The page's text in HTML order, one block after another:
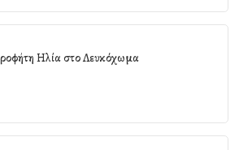
Ηλία στο Λευκόχωμα